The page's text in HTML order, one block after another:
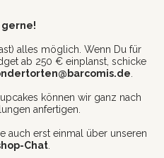
gerne!
alles möglich. Wenn Du für
ab 250 € einplanst, schicke
.
können wir ganz nach
anfertigen.
auch erst einmal über unseren
Chat.